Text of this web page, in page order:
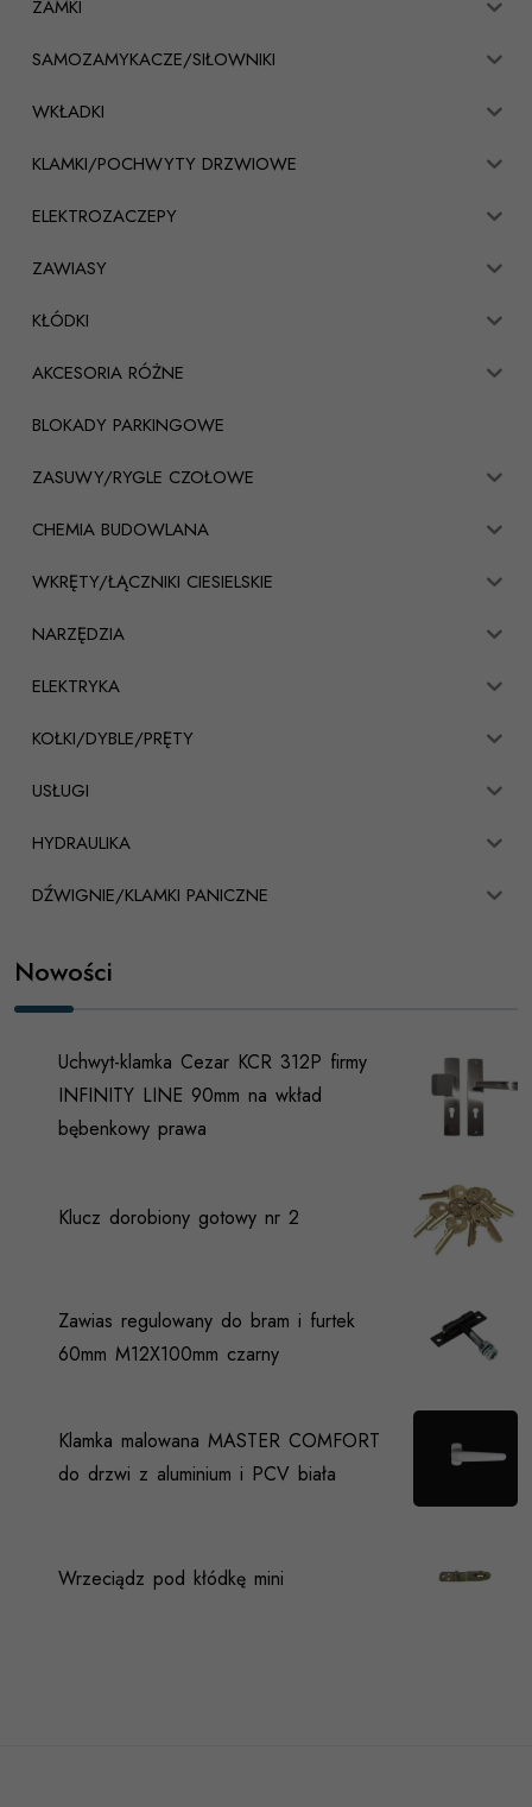
ZAMKI
SAMOZAMYKACZE/SIŁOWNIKI
WKŁADKI
KLAMKI/POCHWYTY DRZWIOWE
ELEKTROZACZEPY
ZAWIASY
KŁÓDKI
AKCESORIA RÓŻNE
BLOKADY PARKINGOWE
ZASUWY/RYGLE CZOŁOWE
CHEMIA BUDOWLANA
WKRĘTY/ŁĄCZNIKI CIESIELSKIE
NARZĘDZIA
ELEKTRYKA
KOŁKI/DYBLE/PRĘTY
USŁUGI
HYDRAULIKA
DŹWIGNIE/KLAMKI PANICZNE
Nowości
Uchwyt-klamka Cezar KCR 312P firmy
INFINITY LINE 90mm na wkład
bębenkowy prawa
Klucz dorobiony gotowy nr 2
Zawias regulowany do bram i furtek
60mm M12X100mm czarny
Klamka malowana MASTER COMFORT
do drzwi z aluminium i PCV biała
Wrzeciądz pod kłódkę mini